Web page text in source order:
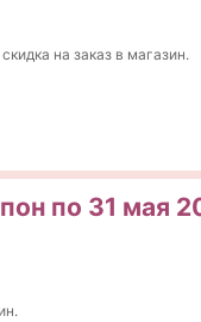
на заказ в магазин.
по 31 мая